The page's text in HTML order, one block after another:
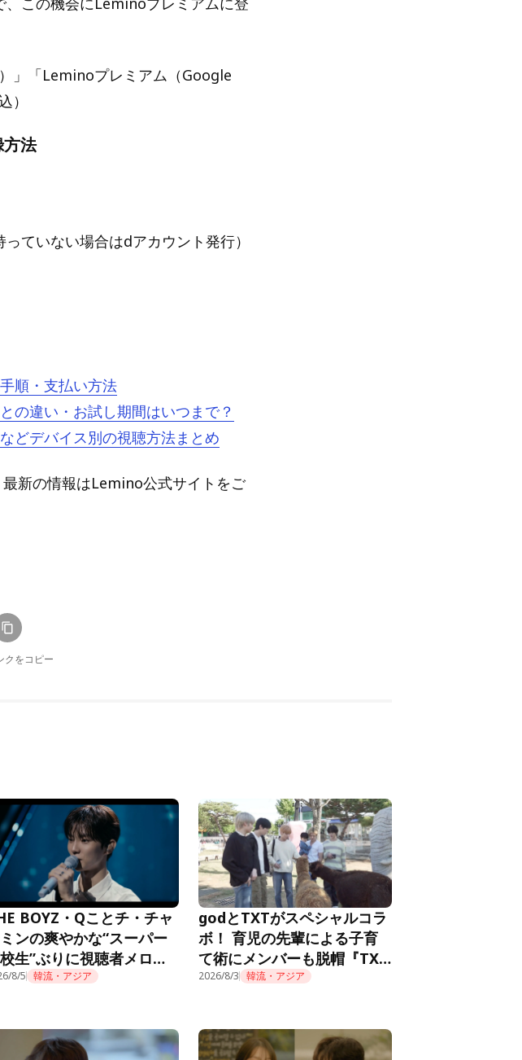
」「Leminoプレミアム（Google
）
法
ていない場合はdアカウント発行）
順・支払い方法
の違い・お試し期間はいつまで？
どデバイス別の視聴方法まとめ
新の情報はLemino公式サイトをご
クをコピー
BOYZ・Qことチ・チャ
ンの爽やかな“スーパー
生”ぶりに視聴者メロメ
制服似合ってる」＜推し
8/5 韓流・アジア
godとTXTがスペシャルコラ
ボ！ 育児の先輩による子育
て術にメンバーも脱帽『TXT
の育児日記』第10話
2026/8/3 韓流・アジア